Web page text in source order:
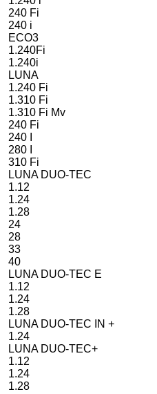
240 Fi
240 i
ECO3
1.240Fi
1.240i
LUNA
1.240 Fi
1.310 Fi
1.310 Fi Mv
240 Fi
240 I
280 I
310 Fi
LUNA DUO-TEC
1.12
1.24
1.28
24
28
33
40
LUNA DUO-TEC E
1.12
1.24
1.28
LUNA DUO-TEC IN +
1.24
LUNA DUO-TEC+
1.12
1.24
1.28